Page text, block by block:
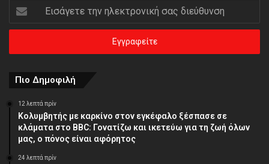
την
ηλεκτρονική
διεύθυνση
Πιο Δημοφιλή
12 λεπτά πρίν
Κολυμβητής με καρκίνο στον εγκέφαλο ξέσπασε σε
κλάματα στο BBC: Γονατίζω και ικετεύω για τη ζωή όλων
μας, ο πόνος είναι αφόρητος
24 λεπτά πρίν